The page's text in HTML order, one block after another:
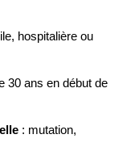
hospitalière ou
30 ans en début de
: mutation,